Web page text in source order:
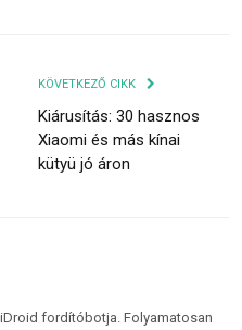
KÖVETKEZŐ CIKK
Kiárusítás: 30 hasznos
Xiaomi és más kínai
kütyü jó áron
fordítóbotja. Folyamatosan